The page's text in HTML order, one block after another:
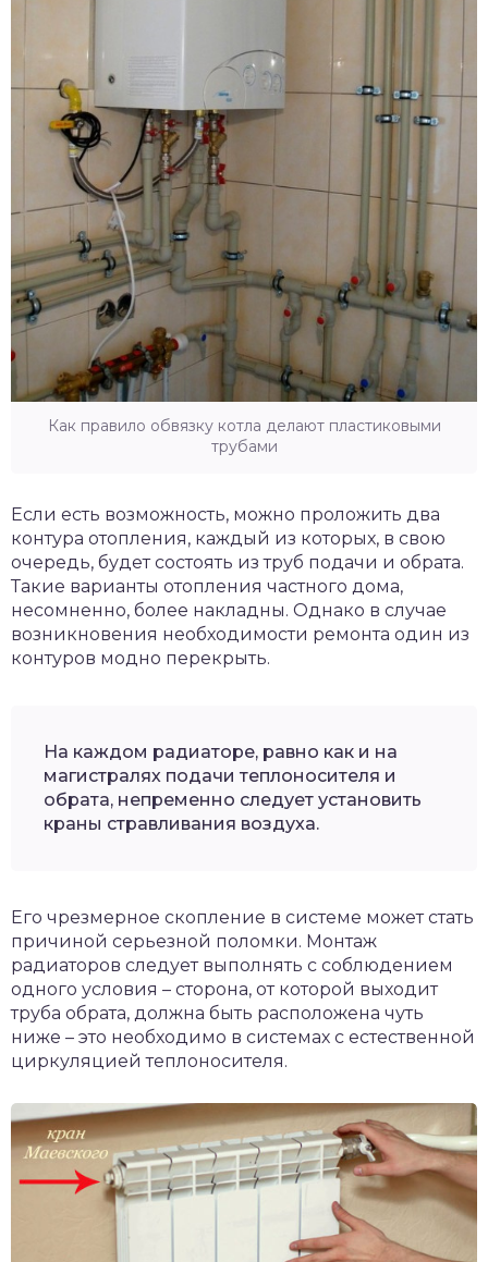
Как правило обвязку котла делают пластиковыми
трубами
Если есть возможность, можно проложить два
контура отопления, каждый из которых, в свою
очередь, будет состоять из труб подачи и обрата.
Такие варианты отопления частного дома,
несомненно, более накладны. Однако в случае
возникновения необходимости ремонта один из
контуров модно перекрыть.
На каждом радиаторе, равно как и на
магистралях подачи теплоносителя и
обрата, непременно следует установить
краны стравливания воздуха.
Его чрезмерное скопление в системе может стать
причиной серьезной поломки. Монтаж
радиаторов следует выполнять с соблюдением
одного условия – сторона, от которой выходит
труба обрата, должна быть расположена чуть
ниже – это необходимо в системах с естественной
циркуляцией теплоносителя.